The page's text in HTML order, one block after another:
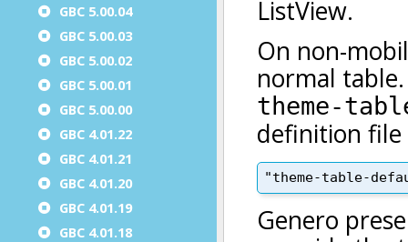
GBC 5.00.04
GBC 5.00.03
GBC 5.00.02
GBC 5.00.01
GBC 5.00.00
GBC 4.01.22
GBC 4.01.21
GBC 4.01.20
GBC 4.01.19
GBC 4.01.18